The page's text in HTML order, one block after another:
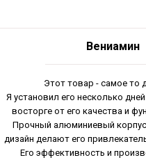
Вениамин
Этот товар - самое то
Я установил его несколько
восторге от его качества и
Прочный алюминиевый
дизайн делают его
Его эффективность и